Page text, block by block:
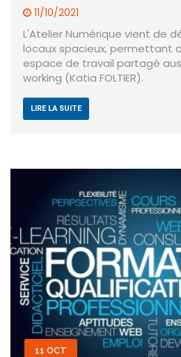
11/10/2021
L'Atelier Numérique vient de
locaux spacieux, permettant
espace de travail partagé
working (Katia FOLTIER).
LIRE LA SUITE
11 OCT